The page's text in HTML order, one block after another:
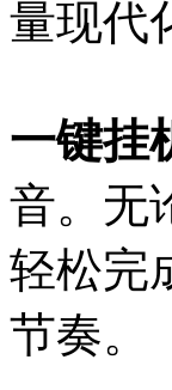
量现代
一键挂
音。无
轻松完
节奏。